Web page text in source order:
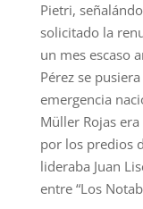
Pietri,
solicitado la
un mes escaso
Pérez se
emergencia
Müller Rojas
por los predios
lideraba Juan
entre “Los